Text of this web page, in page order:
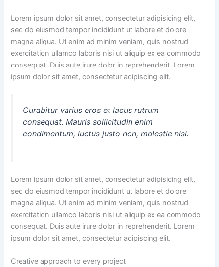
Lorem ipsum dolor sit amet, consectetur adipisicing elit,
sed do eiusmod tempor incididunt ut labore et dolore
magna aliqua. Ut enim ad minim veniam, quis nostrud
exercitation ullamco laboris nisi ut aliquip ex ea commodo
consequat. Duis aute irure dolor in reprehenderit. Lorem
ipsum dolor sit amet, consectetur adipiscing elit.
Curabitur varius eros et lacus rutrum
consequat. Mauris sollicitudin enim
condimentum, luctus justo non, molestie nisl.
Lorem ipsum dolor sit amet, consectetur adipisicing elit,
sed do eiusmod tempor incididunt ut labore et dolore
magna aliqua. Ut enim ad minim veniam, quis nostrud
exercitation ullamco laboris nisi ut aliquip ex ea commodo
consequat. Duis aute irure dolor in reprehenderit. Lorem
ipsum dolor sit amet, consectetur adipiscing elit.
Creative approach to every project